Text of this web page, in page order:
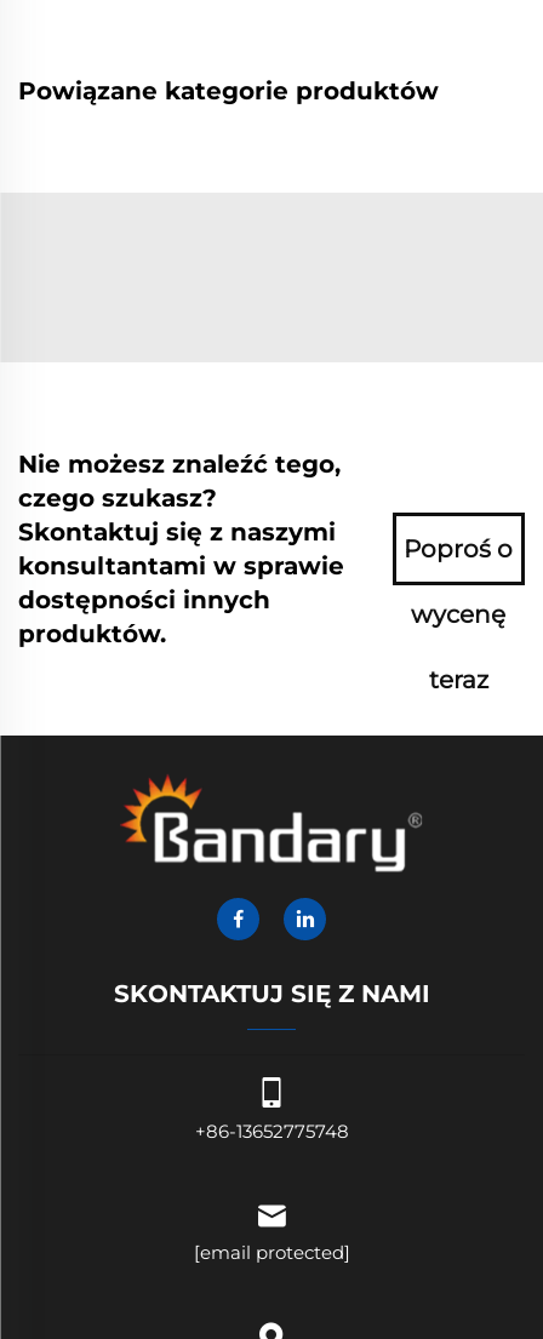
Powiązane kategorie produktów
Nie możesz znaleźć tego,
czego szukasz?
Skontaktuj się z naszymi
konsultantami w sprawie
dostępności innych
produktów.
Poproś o
wycenę
teraz
SKONTAKTUJ SIĘ Z NAMI
+86-13652775748
[email protected]